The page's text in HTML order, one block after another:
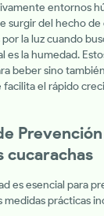
entornos
surgir del hecho de
la luz cuando
es la humedad.
beber sino
el rápido
cucarachas
es esencial para
medidas prácticas